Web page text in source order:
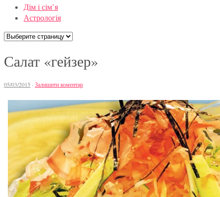
Дім і сім’я
Астрологія
Салат «гейзер»
05/03/2015 · Залишити коментар